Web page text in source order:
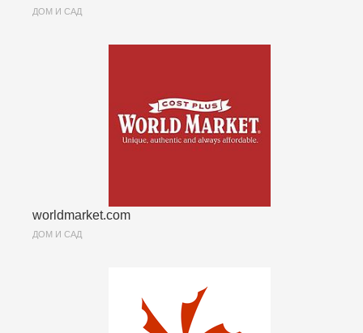
ДОМ И САД
worldmarket.com
ДОМ И САД